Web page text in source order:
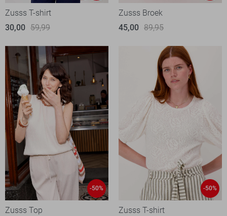
Zusss T-shirt
30,00 59,99
Zusss Broek
45,00 89,95
-50%
Zusss Top
-50%
Zusss T-shirt